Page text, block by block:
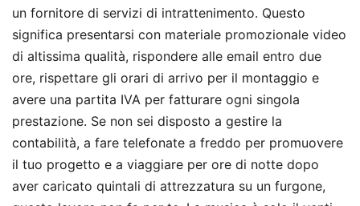
un fornitore di servizi di intrattenimento. Questo
significa presentarsi con materiale promozionale video
di altissima qualità, rispondere alle email entro due
ore, rispettare gli orari di arrivo per il montaggio e
avere una partita IVA per fatturare ogni singola
prestazione. Se non sei disposto a gestire la
contabilità, a fare telefonate a freddo per promuovere
il tuo progetto e a viaggiare per ore di notte dopo
aver caricato quintali di attrezzatura su un furgone,